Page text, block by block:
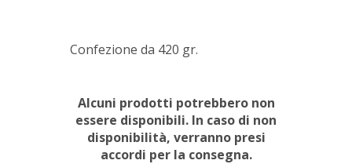
Confezione da 420 gr.
Alcuni prodotti potrebbero non
essere disponibili. In caso di non
disponibilità, verranno presi
accordi per la consegna.